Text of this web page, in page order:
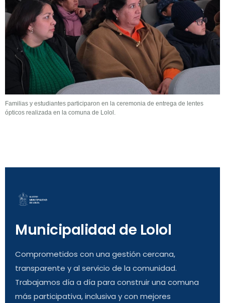
Familias y estudiantes participaron en la ceremonia de entrega de lentes
ópticos realizada en la comuna de Lolol.
Municipalidad de Lolol
Comprometidos con una gestión cercana,
transparente y al servicio de la comunidad.
Trabajamos día a día para construir una comuna
más participativa, inclusiva y con mejores